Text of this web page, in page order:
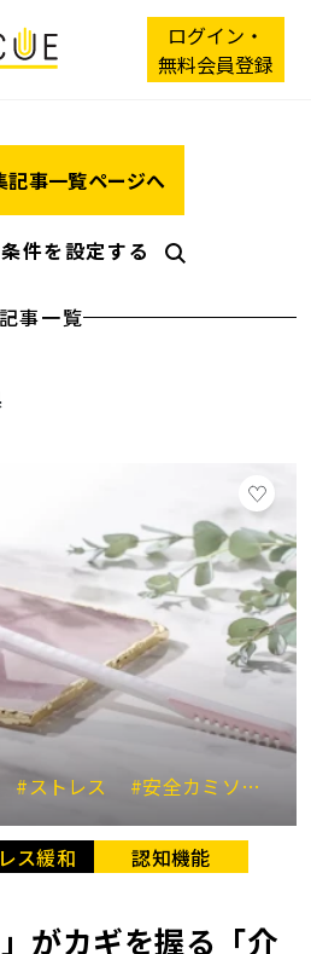
ログイン・
無料会員登録
記事一覧ページへ
件を設定する
事一覧
#ストレス #安全カミソリ
ス緩和
認知機能
がカギを握る「介